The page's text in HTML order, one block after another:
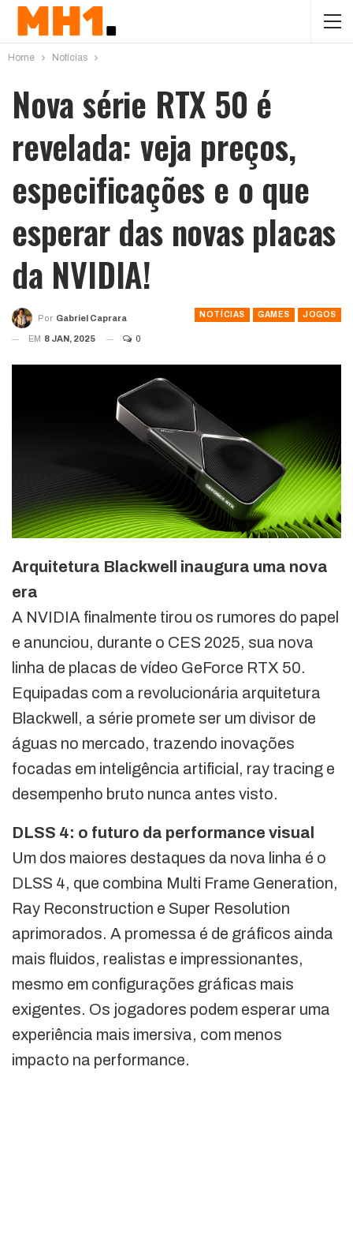
Home Notícias
Nova série RTX 50 é
revelada: veja preços,
especificações e o que
esperar das novas placas
da NVIDIA!
NOTÍCIAS GAMES JOGOS
Por Gabriel Caprara
EM 8 JAN, 2025 0
Arquitetura Blackwell inaugura uma nova
era
A NVIDIA finalmente tirou os rumores do papel
e anunciou, durante o CES 2025, sua nova
linha de placas de vídeo GeForce RTX 50.
Equipadas com a revolucionária arquitetura
Blackwell, a série promete ser um divisor de
águas no mercado, trazendo inovações
focadas em inteligência artificial, ray tracing e
desempenho bruto nunca antes visto.
DLSS 4: o futuro da performance visual
Um dos maiores destaques da nova linha é o
DLSS 4, que combina Multi Frame Generation,
Ray Reconstruction e Super Resolution
aprimorados. A promessa é de gráficos ainda
mais fluidos, realistas e impressionantes,
mesmo em configurações gráficas mais
exigentes. Os jogadores podem esperar uma
experiência mais imersiva, com menos
impacto na performance.